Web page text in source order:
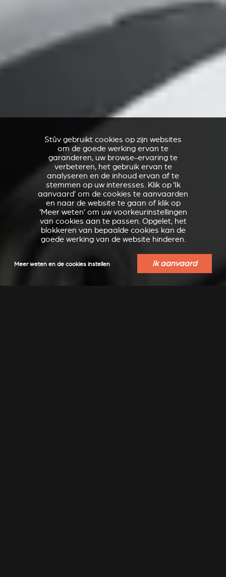
Stûv gebruikt cookies op zijn websites
om de goede werking ervan te
garanderen, uw browse-ervaring te
verbeteren, het gebruik ervan te
analyseren en de inhoud ervan af te
stemmen op uw interesses. Klik op ‘Ik
aanvaard’ om de cookies te aanvaarden
en naar de website te gaan of klik op
‘Meer weten’ om uw voorkeurinstellingen
van cookies aan te passen. Opgelet, het
blokkeren van bepaalde cookies kan de
goede werking van de website hinderen.
Meer weten en de cookies instellen Ik aanvaard